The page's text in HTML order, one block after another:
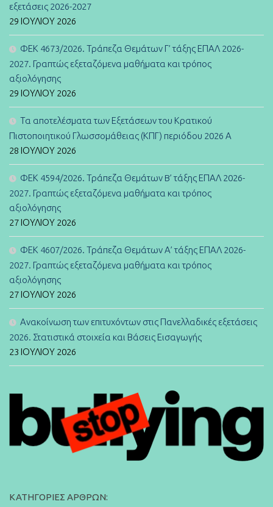
εξετάσεις 2026-2027
29 ΙΟΥΛΊΟΥ 2026
ΦΕΚ 4673/2026. Τράπεζα Θεμάτων Γ’ τάξης ΕΠΑΛ 2026-
2027. Γραπτώς εξεταζόμενα μαθήματα και τρόπος
αξιολόγησης
29 ΙΟΥΛΊΟΥ 2026
Τα αποτελέσματα των Εξετάσεων του Κρατικού
Πιστοποιητικού Γλωσσομάθειας (ΚΠΓ) περιόδου 2026 Α
28 ΙΟΥΛΊΟΥ 2026
ΦΕΚ 4594/2026. Τράπεζα Θεμάτων B’ τάξης ΕΠΑΛ 2026-
2027. Γραπτώς εξεταζόμενα μαθήματα και τρόπος
αξιολόγησης
27 ΙΟΥΛΊΟΥ 2026
ΦΕΚ 4607/2026. Τράπεζα Θεμάτων Α’ τάξης ΕΠΑΛ 2026-
2027. Γραπτώς εξεταζόμενα μαθήματα και τρόπος
αξιολόγησης
27 ΙΟΥΛΊΟΥ 2026
Ανακοίνωση των επιτυχόντων στις Πανελλαδικές εξετάσεις
2026. Στατιστικά στοιχεία και Βάσεις Εισαγωγής
23 ΙΟΥΛΊΟΥ 2026
ΚΑΤΗΓΟΡΊΕΣ ΆΡΘΡΩΝ: